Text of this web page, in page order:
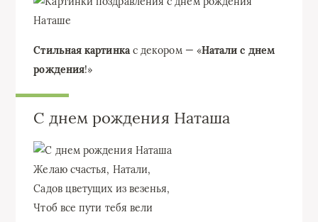
Стильная картинкас декором — «Натали с днем
рождения!»
С днем рождения Наташа
Желаю счастья, Натали,
Садов цветущих из везенья,
Чтоб все пути тебя вели